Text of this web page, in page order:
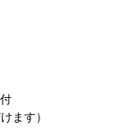
ます）